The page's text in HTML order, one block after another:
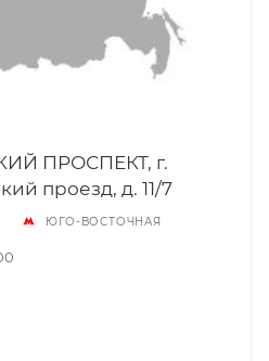
ПРОСПЕКТ, г.
проезд, д. 11/7
ЮГО-ВОСТОЧНАЯ